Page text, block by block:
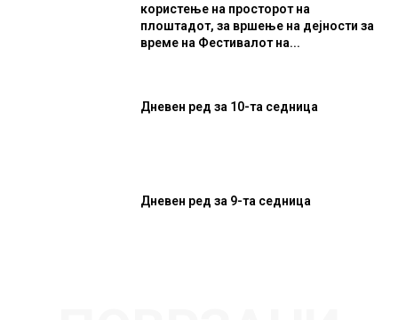
користење на просторот на
плоштадот, за вршење на дејности за
време на Фестивалот на...
Дневен ред за 10-та седница
Дневен ред за 9-та седница